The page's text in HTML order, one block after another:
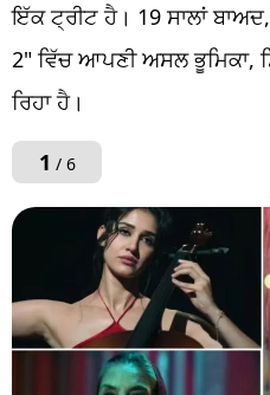
ਇੱਕ ਟ੍ਰੀਟ ਹੈ। 19 ਸਾਲਾਂ
2" ਵਿੱਚ ਆਪਣੀ ਅਸਲ ਭੂਮਿਕਾ,
ਰਿਹਾ ਹੈ।
1 / 6